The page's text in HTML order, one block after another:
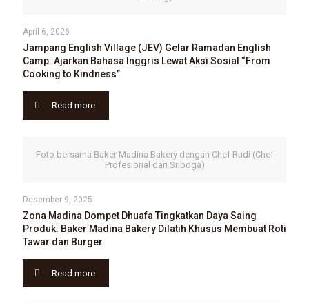
April 6, 2026
Jampang English Village (JEV) Gelar Ramadan English
Camp: Ajarkan Bahasa Inggris Lewat Aksi Sosial “From
Cooking to Kindness”
Read more
Foto bersama Baker Madina Bakery dengan Chef Rudi (Chef
Profesional dari Sriboga)
Desember 9, 2025
Zona Madina Dompet Dhuafa Tingkatkan Daya Saing
Produk: Baker Madina Bakery Dilatih Khusus Membuat Roti
Tawar dan Burger
Read more